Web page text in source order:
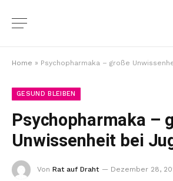
Home » Psychopharmaka – große
GESUND BLEIBEN
Psychopharmaka –
Unwissenheit bei
Von Rat auf Draht
Dezember 28,